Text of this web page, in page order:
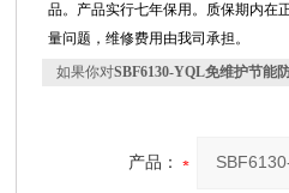
品。产品实行七年保用。质保期内在
量问题，维修费用由我司承担。
如果你对SBF6130-YQL免维护节能
产品：